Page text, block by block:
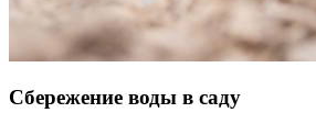
Сбережение воды в саду